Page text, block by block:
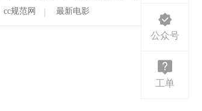
cc规范网 最新电影
公众号
工单